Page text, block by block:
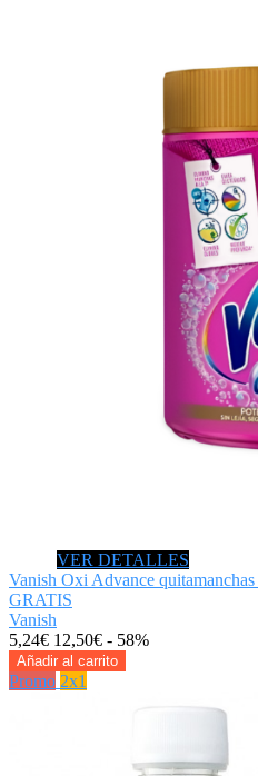
VER DETALLES
Vanish Oxi Advance
GRATIS
Vanish
5,24€ 12,50€ - 58%
Añadir al carrito
Promo 2x1